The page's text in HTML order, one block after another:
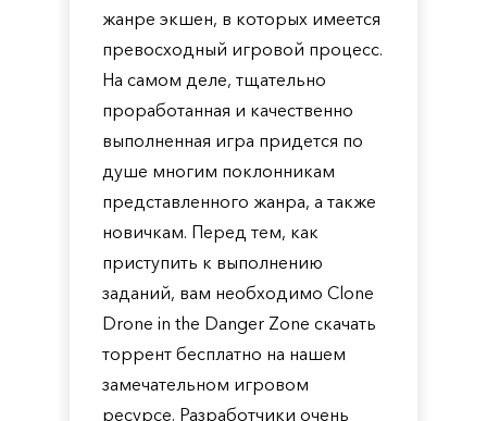
жанре экшен, в которых имеется
превосходный игровой процесс.
На самом деле, тщательно
проработанная и качественно
выполненная игра придется по
душе многим поклонникам
представленного жанра, а также
новичкам. Перед тем, как
приступить к выполнению
заданий, вам необходимо Clone
Drone in the Danger Zone скачать
торрент бесплатно на нашем
замечательном игровом
ресурсе. Разработчики очень